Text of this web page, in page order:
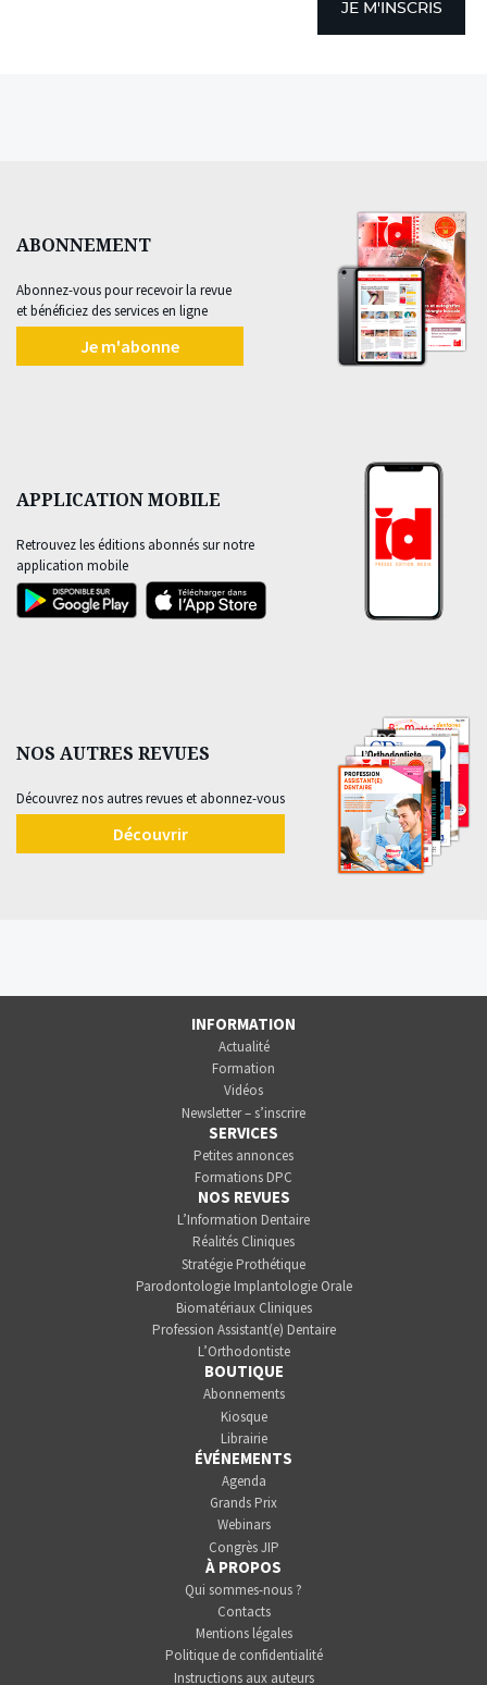
JE M'INSCRIS
ABONNEMENT
Abonnez-vous pour recevoir la revue
et bénéficiez des services en ligne
Je m'abonne
APPLICATION MOBILE
Retrouvez les éditions abonnés sur notre
application mobile
NOS AUTRES REVUES
Découvrez nos autres revues et abonnez-vous
Découvrir
INFORMATION
Actualité
Formation
Vidéos
Newsletter – s’inscrire
SERVICES
Petites annonces
Formations DPC
NOS REVUES
L’Information Dentaire
Réalités Cliniques
Stratégie Prothétique
Parodontologie Implantologie Orale
Biomatériaux Cliniques
Profession Assistant(e) Dentaire
L’Orthodontiste
BOUTIQUE
Abonnements
Kiosque
Librairie
ÉVÉNEMENTS
Agenda
Grands Prix
Webinars
Congrès JIP
À PROPOS
Qui sommes-nous ?
Contacts
Mentions légales
Politique de confidentialité
Instructions aux auteurs